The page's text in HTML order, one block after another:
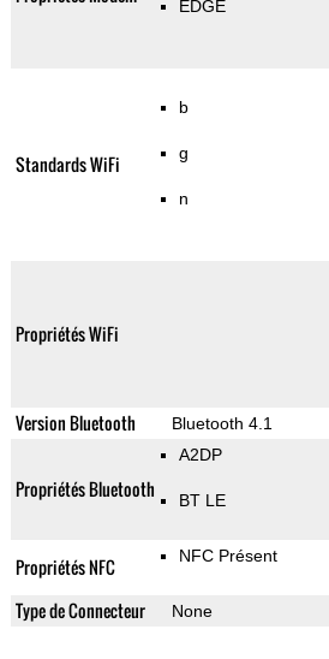
EDGE
Standards WiFi
b
g
n
Propriétés WiFi
Version Bluetooth Bluetooth 4.1
Propriétés Bluetooth
A2DP
BT LE
Propriétés NFC NFC Présent
Type de Connecteur None